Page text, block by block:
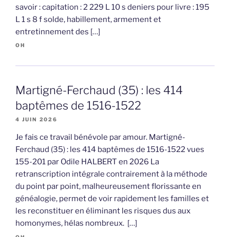
savoir : capitation : 2 229 L 10 s deniers pour livre : 195
L 1 s 8 f solde, habillement, armement et
entretinnement des […]
OH
Martigné-Ferchaud (35) : les 414
baptêmes de 1516-1522
4 JUIN 2026
Je fais ce travail bénévole par amour. Martigné-
Ferchaud (35) : les 414 baptêmes de 1516-1522 vues
155-201 par Odile HALBERT en 2026 La
retranscription intégrale contrairement à la méthode
du point par point, malheureusement florissante en
généalogie, permet de voir rapidement les familles et
les reconstituer en éliminant les risques dus aux
homonymes, hélas nombreux. […]